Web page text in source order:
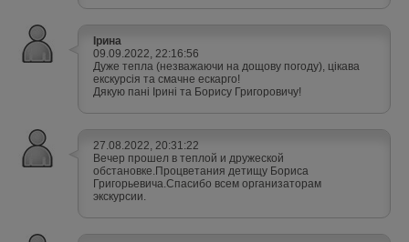
Ірина
09.09.2022, 22:16:56
Дуже тепла (незважаючи на дощову погоду), цікава
екскурсія та смачне ескарго!
Дякую пані Ірині та Борису Григоровичу!
27.08.2022, 20:31:22
Вечер прошел в теплой и дружеской
обстановке.Процветания детищу Бориса
Григорьевича.Спасибо всем организаторам
экскурсии.